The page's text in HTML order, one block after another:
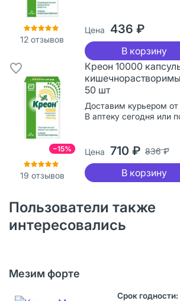
12 отзывов
Цена 436 ₽
В корзину
−15%
19 отзывов
Креон 10000
50 шт
Доставим курьером от
В аптеку сегодня или
Цена 710 ₽ 836 ₽
В корзину
Пользователи также
интересовались
Мезим форте